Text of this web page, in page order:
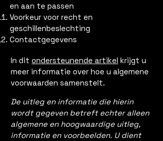
en aan te passen
Voorkeur voor recht en
geschillenbeslechting
Contactgegevens
In dit ondersteunende artikel krijgt u
meer informatie over hoe u algemene
voorwaarden samenstelt.
De uitleg en informatie die hierin
wordt gegeven betreft echter alleen
algemene en hoogwaardige uitleg,
informatie en voorbeelden. U dient